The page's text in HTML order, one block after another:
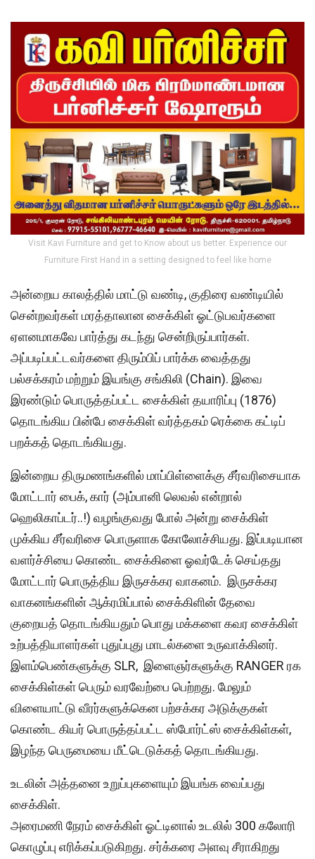
Visit Kavi Furniture and get to Know about us better. Experience our
Furniture First Hand in a setting designed to feel like home
அன்றைய காலத்தில் மாட்டு வண்டி, குதிரை வண்டியில்
சென்றவர்கள் மரத்தாலான சைக்கிள் ஓட்டுபவர்களை
ஏளனமாகவே பார்த்து கடந்து சென்றிருப்பார்கள்.
அப்படிப்பட்டவர்களை திரும்பிப் பார்க்க வைத்தது
பல்சக்கரம் மற்றும் இயங்கு சங்கிலி (Chain). இவை
இரண்டும் பொருத்தப்பட்ட சைக்கிள் தயாரிப்பு (1876)
தொடங்கிய பின்பே சைக்கிள் வர்த்தகம் ரெக்கை கட்டிப்
பறக்கத் தொடங்கியது.
இன்றைய திருமணங்களில் மாப்பிள்ளைக்கு சீர்வரிசையாக
மோட்டார் பைக், கார் (அம்பானி லெவல் என்றால்
ஹெலிகாப்டர்..!) வழங்குவது போல் அன்று சைக்கிள்
முக்கிய சீர்வரிசை பொருளாக கோலோச்சியது. இப்படியான
வளர்ச்சியை கொண்ட சைக்கிளை ஓவர்டேக் செய்தது
மோட்டார் பொருத்திய இருசக்கர வாகனம். இருசக்கர
வாகனங்களின் ஆக்ரமிப்பால் சைக்கிளின் தேவை
குறையத் தொடங்கியதும் பொது மக்களை கவர சைக்கிள்
உற்பத்தியாளர்கள் புதுப்புது மாடல்களை உருவாக்கினர்.
இளம்பெண்களுக்கு SLR, இளைஞர்களுக்கு RANGER ரக
சைக்கிள்கள் பெரும் வரவேற்பை பெற்றது. மேலும்
விளையாட்டு வீரர்களுக்கென பற்சக்கர அடுக்குகள்
கொண்ட கியர் பொருத்தப்பட்ட ஸ்போர்ட்ஸ் சைக்கிள்கள்,
இழந்த பெருமையை மீட்டெடுக்கத் தொடங்கியது.
உடலின் அத்தனை உறுப்புகளையும் இயங்க வைப்பது
சைக்கிள்.
அரைமணி நேரம் சைக்கிள் ஓட்டினால் உடலில் 300 கலோரி
கொழுப்பு எரிக்கப்படுகிறது. சர்க்கரை அளவு சீராகிறது